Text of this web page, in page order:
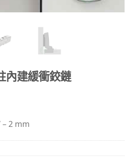
建緩衝鉸鏈
2 mm